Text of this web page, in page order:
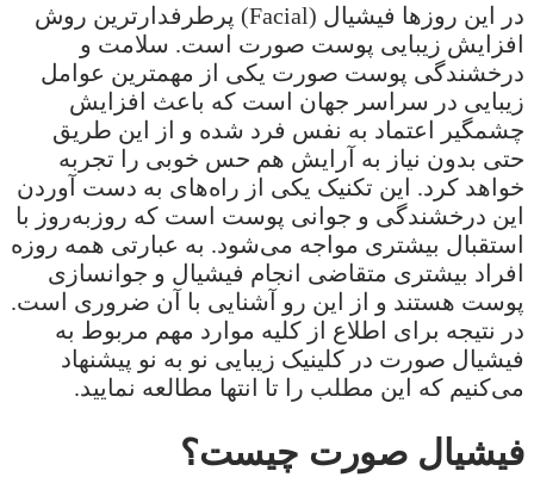
در این روزها فیشیال (Facial) پرطرفدارترین روش
افزایش زیبایی پوست صورت است. سلامت و
درخشندگی پوست صورت یکی از مهمترین عوامل
زیبایی در سراسر جهان است که باعث افزایش
چشمگیر اعتماد به نفس فرد شده و از این طریق
حتی بدون نیاز به آرایش هم حس خوبی را تجربه
خواهد کرد. این تکنیک یکی از راه‌های به دست آوردن
این درخشندگی و جوانی پوست است که روزبه‌روز با
استقبال بیشتری مواجه می‌شود. به عبارتی همه روزه
افراد بیشتری متقاضی انجام فیشیال و جوانسازی
پوست هستند و از این رو آشنایی با آن ضروری است.
در نتیجه برای اطلاع از کلیه موارد مهم مربوط به
فیشیال صورت در کلینیک زیبایی نو به نو پیشنهاد
می‌کنیم که این مطلب را تا انتها مطالعه نمایید.
فیشیال صورت چیست؟